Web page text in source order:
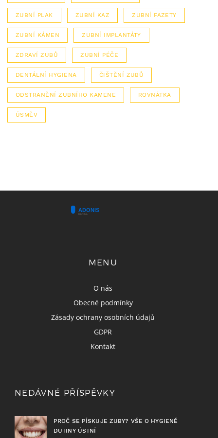
ZUBNÍ PLAK ZUBNÍ KAZ ZUBNÍ FAZETY
ZUBNÍ KÁMEN ZUBNÍ IMPLANTÁTY
ZDRAVÍ ZUBŮ ZUBNÍ PÉČE
DENTÁLNÍ HYGIENA ČIŠTĚNÍ ZUBŮ
ODSTRANĚNÍ ZUBNÍHO KAMENE ROVNÁTKA
ÚSMĚV
MENU
O nás
Obecné podmínky
Zásady ochrany osobních údajů
GDPR
Kontakt
NEDÁVNÉ PŘÍSPĚVKY
PROČ SE PÍSKUJE ZUBY? VŠE O HYGIENĚ
DUTINY ÚSTNÍ